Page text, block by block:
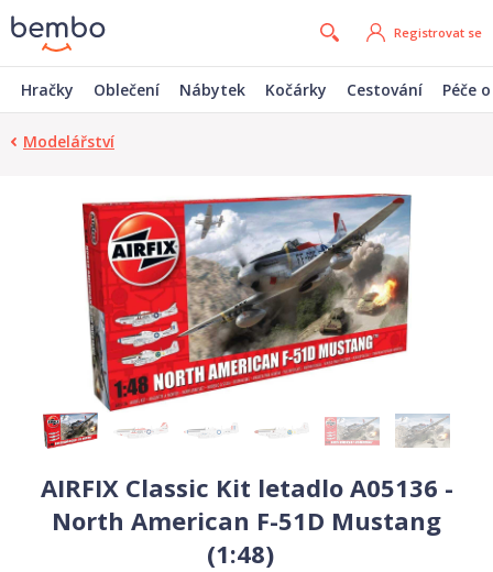
Registrovat se
Hračky Oblečení Nábytek Kočárky Cestování Péče
Modelářství
AIRFIX Classic Kit letadlo A05136 -
North American F-51D Mustang
(1:48)